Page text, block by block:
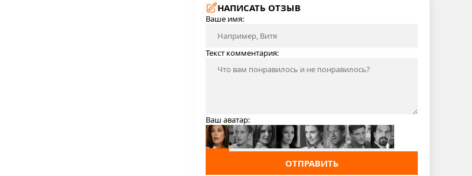
НАПИСАТЬ ОТЗЫВ
Ваше имя:
Текст комментария:
Ваш аватар:
ОТПРАВИТЬ